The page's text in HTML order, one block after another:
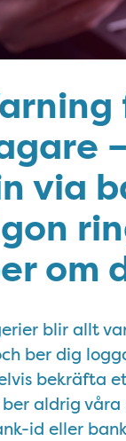
via
om
blir allt
ber dig
bekräfta
aldrig
id eller